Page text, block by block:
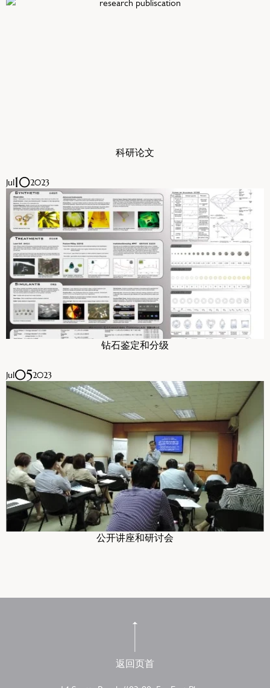
科研论文
Jul102023
钻石鉴定和分级
Jul052023
公开讲座和研讨会
返回页首